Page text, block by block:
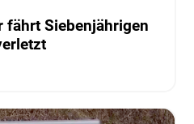
fährt Siebenjährigen